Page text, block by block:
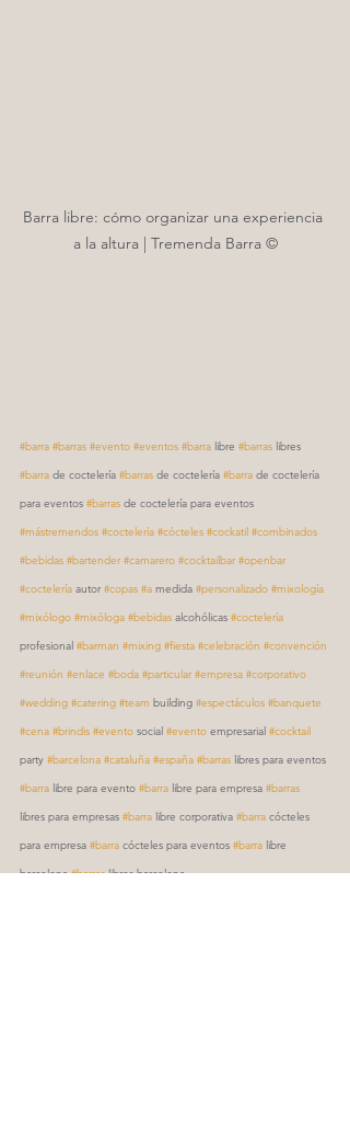
Barra libre: cómo organizar una experiencia
a la altura | Tremenda Barra ©
#barra #barras #evento #eventos #barra libre #barras libres
#barra de coctelería #barras de coctelería #barra de coctelería
para eventos #barras de coctelería para eventos
#mástremendos #coctelería #cócteles #cockatil #combinados
#bebidas #bartender #camarero #cocktailbar #openbar
#coctelería autor #copas #a medida #personalizado #mixología
#mixólogo #mixóloga #bebidas alcohólicas #coctelería
profesional #barman #mixing #fiesta #celebración #convención
#reunión #enlace #boda #particular #empresa #corporativo
#wedding #catering #team building #espectáculos #banquete
#cena #brindis #evento social #evento empresarial #cocktail
party #barcelona #cataluña #españa #barras libres para eventos
#barra libre para evento #barra libre para empresa #barras
libres para empresas #barra libre corporativa #barra cócteles
para empresa #barra cócteles para eventos #barra libre
barcelona #barras libres barcelona